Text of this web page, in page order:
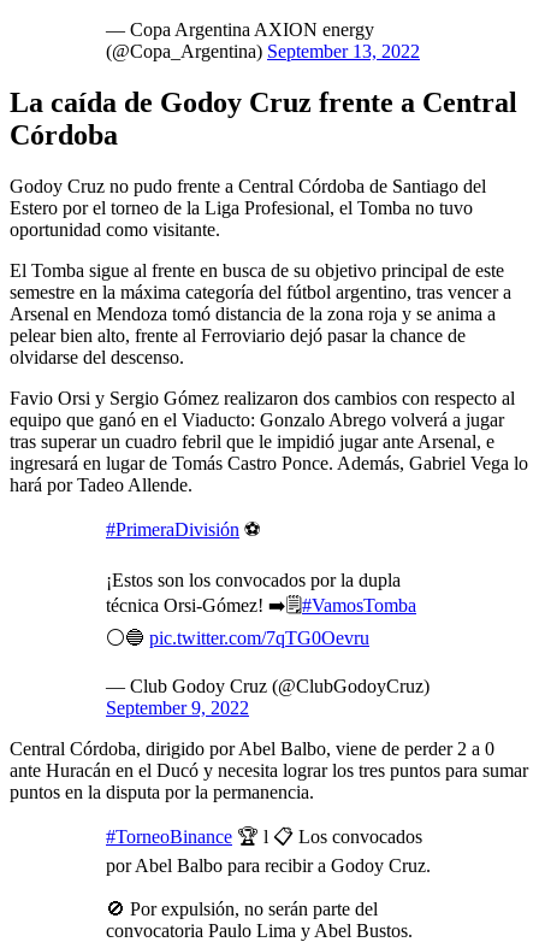
— Copa Argentina AXION energy
(@Copa_Argentina) September 13, 2022
La caída de Godoy Cruz frente a Central
Córdoba
Godoy Cruz no pudo frente a Central Córdoba de Santiago del
Estero por el torneo de la Liga Profesional, el Tomba no tuvo
oportunidad como visitante.
El Tomba sigue al frente en busca de su objetivo principal de este
semestre en la máxima categoría del fútbol argentino, tras vencer a
Arsenal en Mendoza tomó distancia de la zona roja y se anima a
pelear bien alto, frente al Ferroviario dejó pasar la chance de
olvidarse del descenso.
Favio Orsi y Sergio Gómez realizaron dos cambios con respecto al
equipo que ganó en el Viaducto: Gonzalo Abrego volverá a jugar
tras superar un cuadro febril que le impidió jugar ante Arsenal, e
ingresará en lugar de Tomás Castro Ponce. Además, Gabriel Vega lo
hará por Tadeo Allende.
#PrimeraDivisión ⚽
¡Estos son los convocados por la dupla
técnica Orsi-Gómez! ➡️🗒️#VamosTomba
⚪🔵 pic.twitter.com/7qTG0Oevru
— Club Godoy Cruz (@ClubGodoyCruz)
September 9, 2022
Central Córdoba, dirigido por Abel Balbo, viene de perder 2 a 0
ante Huracán en el Ducó y necesita lograr los tres puntos para sumar
puntos en la disputa por la permanencia.
#TorneoBinance 🏆 l 📋 Los convocados
por Abel Balbo para recibir a Godoy Cruz.
🚫 Por expulsión, no serán parte del
convocatoria Paulo Lima y Abel Bustos.